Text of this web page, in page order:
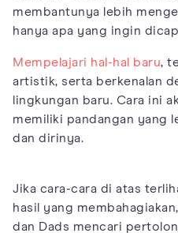
membantunya lebih
hanya apa yang ingin
Mempelajari hal-hal baru,
artistik, serta berkenalan
lingkungan baru. Cara ini
memiliki pandangan yang
dan dirinya.
Jika cara-cara di atas
hasil yang
dan Dads mencari